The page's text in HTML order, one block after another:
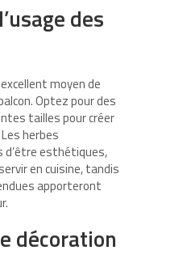
des
moyen de
Optez pour des
tailles pour créer
herbes
d’être esthétiques,
en cuisine, tandis
apporteront
décoration